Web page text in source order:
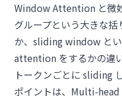
Window Attention と微
グループという大きな
か、sliding window と
attention をするかの違
トークンごとに sliding
ポイントは、Multi-